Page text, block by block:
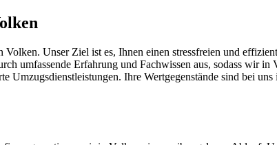
Unser Ziel ist es, Ihnen einen stressfreien und
umfassende Erfahrung und Fachwissen aus, sodass wir
Umzugsdienstleistungen. Ihre Wertgegenstände sind bei